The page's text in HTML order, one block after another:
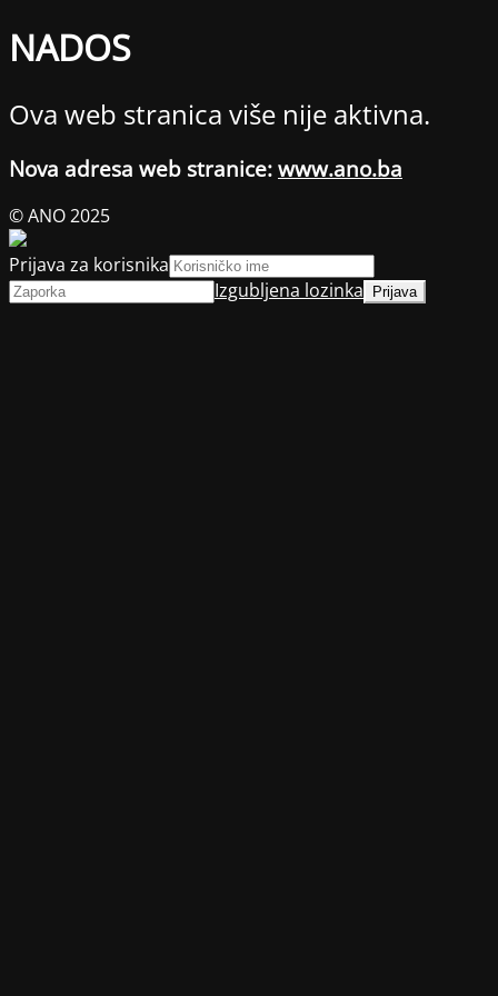
NADOS
Ova web stranica više nije aktivna.
Nova adresa web stranice: www.ano.ba
© ANO 2025
Prijava za korisnika
Izgubljena lozinka